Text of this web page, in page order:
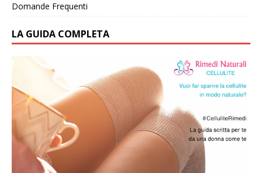
Domande Frequenti
LA GUIDA COMPLETA